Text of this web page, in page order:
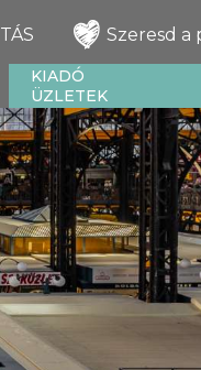
Szeresd a
KIADÓ
ÜZLETEK